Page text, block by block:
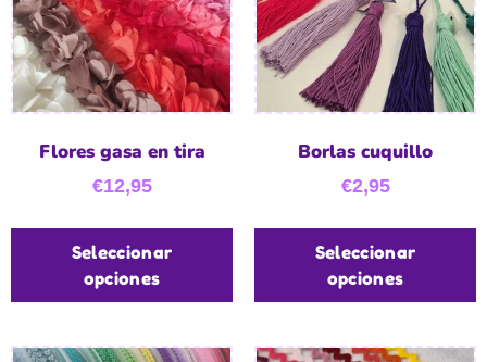
Flores gasa en tira
€12,95
Seleccionar
opciones
Borlas cuquillo
€2,95
Seleccionar
opciones